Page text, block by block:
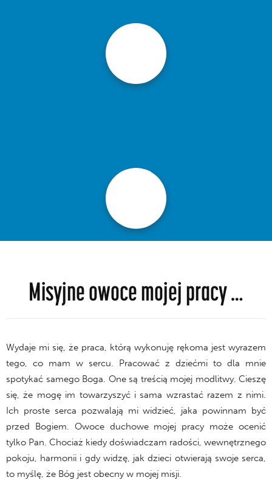
Misyjne owoce mojej pracy …
Wydaje mi się, że praca, którą wykonuję rękoma jest wyrazem
tego, co mam w sercu. Pracować z dziećmi to dla mnie
spotykać samego Boga. One są treścią mojej modlitwy. Cieszę
się, że mogę im towarzyszyć i sama wzrastać razem z nimi.
Ich proste serca pozwalają mi widzieć, jaka powinnam być
przed Bogiem. Owoce duchowe mojej pracy może ocenić
tylko Pan. Chociaż kiedy doświadczam radości, wewnętrznego
pokoju, harmonii i gdy widzę, jak dzieci otwierają swoje serca,
to myślę, że Bóg jest obecny w mojej misji.